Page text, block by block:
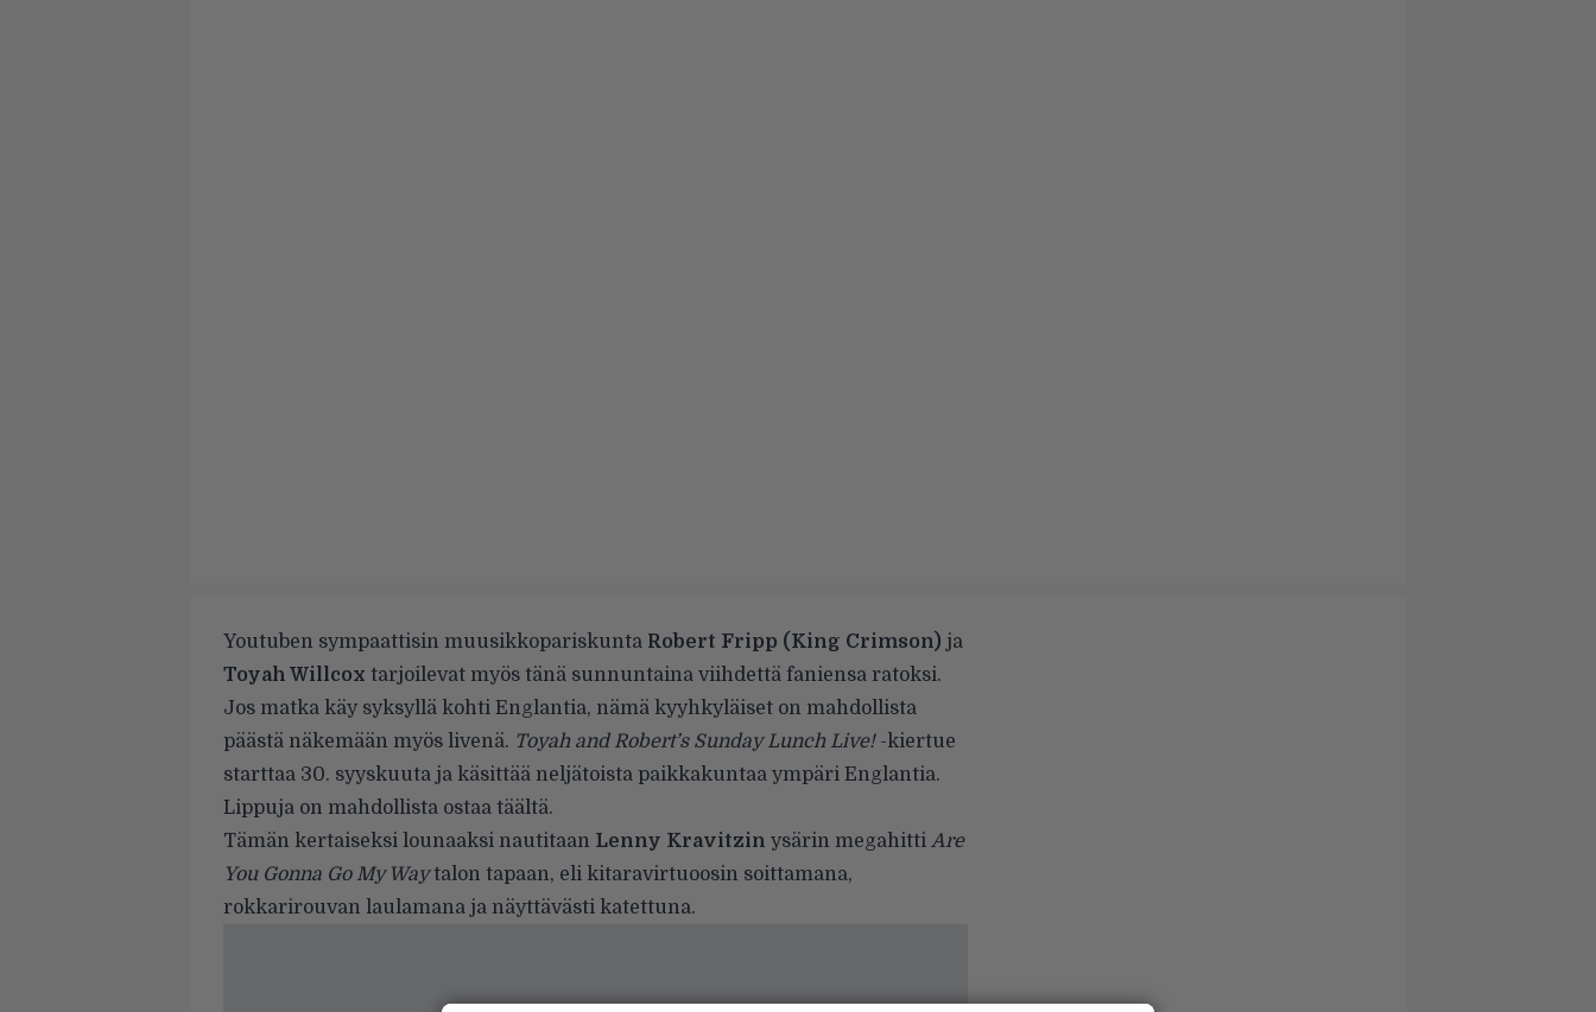
Youtuben sympaattisin muusikkopariskunta Robert Fripp (King Crimson) ja
Toyah Willcox tarjoilevat myös tänä sunnuntaina viihdettä faniensa ratoksi.
Jos matka käy syksyllä kohti Englantia, nämä kyyhkyläiset on mahdollista
päästä näkemään myös livenä. Toyah and Robert’s Sunday Lunch Live!-kiertue
starttaa 30. syyskuuta ja käsittää neljätoista paikkakuntaa ympäri Englantia.
Lippuja on mahdollista ostaa täältä.
Tämän kertaiseksi lounaaksi nautitaan Lenny Kravitzin ysärin megahitti Are
You Gonna Go My Waytalon tapaan, eli kitaravirtuoosin soittamana,
rokkarirouvan laulamana ja näyttävästi katettuna.